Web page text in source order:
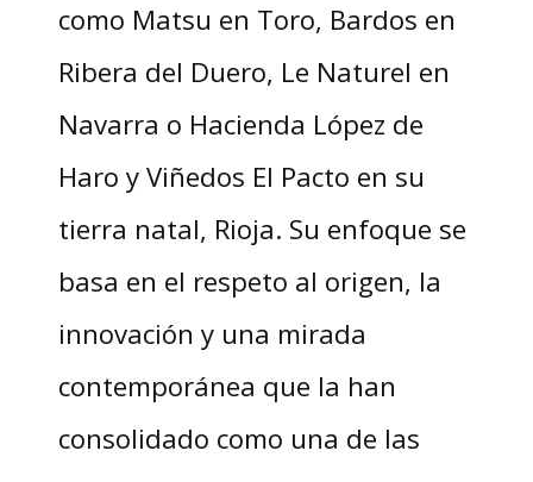
como Matsu en Toro, Bardos en
Ribera del Duero, Le Naturel en
Navarra o Hacienda López de
Haro y Viñedos El Pacto en su
tierra natal, Rioja. Su enfoque se
basa en el respeto al origen, la
innovación y una mirada
contemporánea que la han
consolidado como una de las